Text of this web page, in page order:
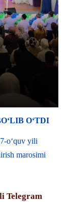
O‘TDI
o‘quv yili
marosimi
Telegram